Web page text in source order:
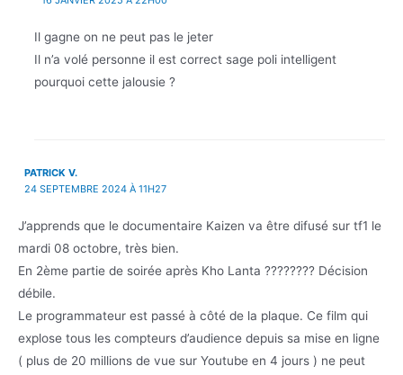
Il gagne on ne peut pas le jeter
Il n’a volé personne il est correct sage poli intelligent
pourquoi cette jalousie ?
PATRICK V.
24 SEPTEMBRE 2024 À 11H27
J’apprends que le documentaire Kaizen va être difusé sur tf1 le
mardi 08 octobre, très bien.
En 2ème partie de soirée après Kho Lanta ???????? Décision
débile.
Le programmateur est passé à côté de la plaque. Ce film qui
explose tous les compteurs d’audience depuis sa mise en ligne
( plus de 20 millions de vue sur Youtube en 4 jours ) ne peut